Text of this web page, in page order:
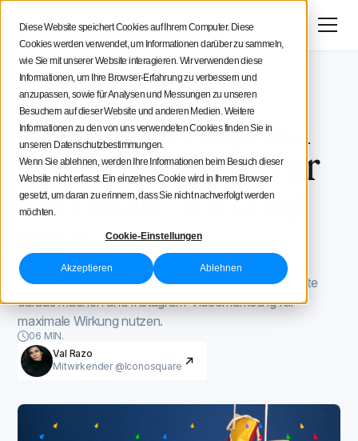
Diese Website speichert Cookies auf Ihrem Computer. Diese
Cookies werden verwendet, um Informationen darüber zu sammeln,
wie Sie mit unserer Website interagieren. Wir verwenden diese
Informationen, um Ihre Browser-Erfahrung zu verbessern und
anzupassen, sowie für Analysen und Messungen zu unseren
Besuchern auf dieser Website und anderen Medien. Weitere
Informationen zu den von uns verwendeten Cookies finden Sie in
unseren Datenschutzbestimmungen.
Wenn Sie ablehnen, werden Ihre Informationen beim Besuch dieser
Website nicht erfasst. Ein einzelnes Cookie wird in Ihrem Browser
gesetzt, um daran zu erinnern, dass Sie nicht nachverfolgt werden
möchten.
Cookie-Einstellungen
Akzeptieren Ablehnen
Jetzt testen
Menü
Social Media Strategie
Tipps für Creatoren
Iconosquare -Blog Instagram Tipps
Instagram Tipps February 6, 2023
Wie man Instagram
Video Marketing für
maximale Wirkung
Angesichts der wachsenden Nachfrage nach
Videoinhalten sollten Marken und Influencer das Beste
daraus machen und Instagram-Videomarketing für
maximale Wirkung nutzen.
06 MIN.
Val Razo
Mitwirkender @Iconosquare